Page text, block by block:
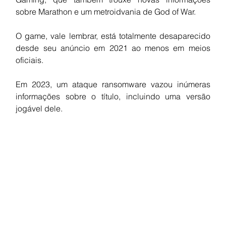
sobre Marathon e um metroidvania de God of War.
O game, vale lembrar, está totalmente desaparecido
desde seu anúncio em 2021 ao menos em meios
oficiais.
Em 2023, um ataque ransomware vazou inúmeras
informações sobre o título, incluindo uma versão
jogável dele.